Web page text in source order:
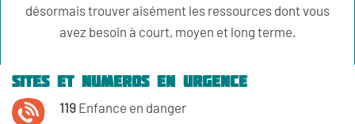
désormais trouver aisément les ressources dont vous
avez besoin à court, moyen et long terme.
Sites et numeros en urgence
119 Enfance en danger